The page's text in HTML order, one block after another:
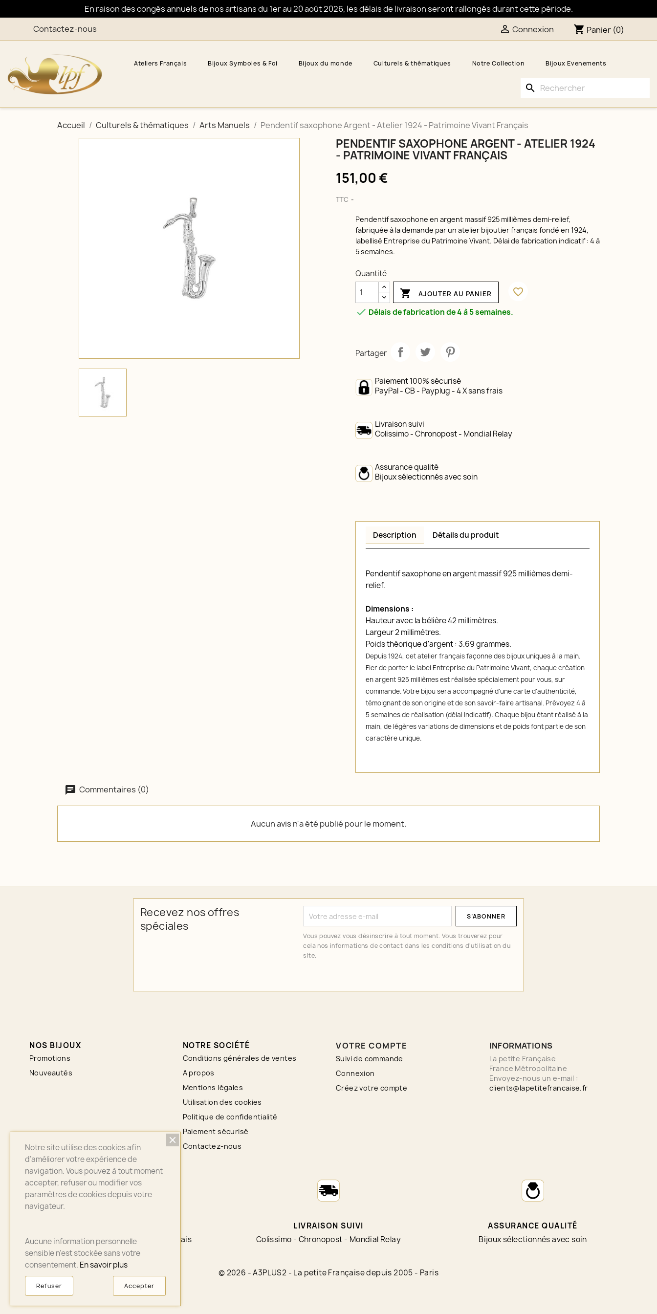
En raison des congés annuels de nos artisans du 1er au 20 août 2026, les délais de livraison seront rallongés durant cette période.
Contactez-nous
 Connexion shopping_cart Panier (0)
Ateliers Français Bijoux Symboles & Foi Bijoux du monde Culturels & thématiques Notre Collection Bijoux Evenements
search
Accueil Culturels & thématiques Arts Manuels Pendentif saxophone Argent - Atelier 1924 - Patrimoine Vivant Français
PENDENTIF SAXOPHONE ARGENT - ATELIER 1924
- PATRIMOINE VIVANT FRANÇAIS
151,00 €
TTC
Pendentif saxophone en argent massif 925 millièmes demi-relief,
fabriquée à la demande par un atelier bijoutier français fondé en 1924,
labellisé Entreprise du Patrimoine Vivant. Délai de fabrication indicatif : 4 à
5 semaines.
Quantité
 AJOUTER AU PANIER
favorite_border
 Délais de fabrication de 4 à 5 semaines.
Partager
Paiement 100% sécurisé
PayPal - CB - Payplug - 4 X sans frais
Livraison suivi
Colissimo - Chronopost - Mondial Relay
Assurance qualité
Bijoux sélectionnés avec soin
Description Détails du produit
Pendentif saxophone en argent massif 925 millièmes demi-
relief.
Dimensions :
Hauteur avec la bélière 42 millimètres.
Largeur 2 millimètres.
Poids théorique d'argent : 3.69 grammes.
Depuis 1924, cet atelier français façonne des bijoux uniques à la main.
Fier de porter le label Entreprise du Patrimoine Vivant, chaque création
en argent 925 millièmes est réalisée spécialement pour vous, sur
commande. Votre bijou sera accompagné d'une carte d'authenticité,
témoignant de son origine et de son savoir-faire artisanal. Prévoyez 4 à
5 semaines de réalisation (délai indicatif). Chaque bijou étant réalisé à la
main, de légères variations de dimensions et de poids font partie de son
caractère unique.
Commentaires (0)
Aucun avis n'a été publié pour le moment.
Recevez nos offres
spéciales
Vous pouvez vous désinscrire à tout moment. Vous trouverez pour
cela nos informations de contact dans les conditions d'utilisation du
site.
NOS BIJOUX
Promotions
Nouveautés
NOTRE SOCIÉTÉ
Conditions générales de ventes
A propos
Mentions légales
Utilisation des cookies
Politique de confidentialité
Paiement sécurisé
Contactez-nous
VOTRE COMPTE
Suivi de commande
Connexion
Créez votre compte
INFORMATIONS
La petite Française
France Métropolitaine
Envoyez-nous un e-mail :
clients@lapetitefrancaise.fr
PayPal - CB - Payplug - 4 X sans frais
LIVRAISON SUIVI
Colissimo - Chronopost - Mondial Relay
ASSURANCE QUALITÉ
Bijoux sélectionnés avec soin
© 2026 - A3PLUS2 - La petite Française depuis 2005 - Paris
Notre site utilise des cookies afin
d’améliorer votre expérience de
navigation. Vous pouvez à tout moment
accepter, refuser ou modifier vos
paramètres de cookies depuis votre
navigateur.
Aucune information personnelle
sensible n’est stockée sans votre
consentement. En savoir plus
Accepter
Refuser